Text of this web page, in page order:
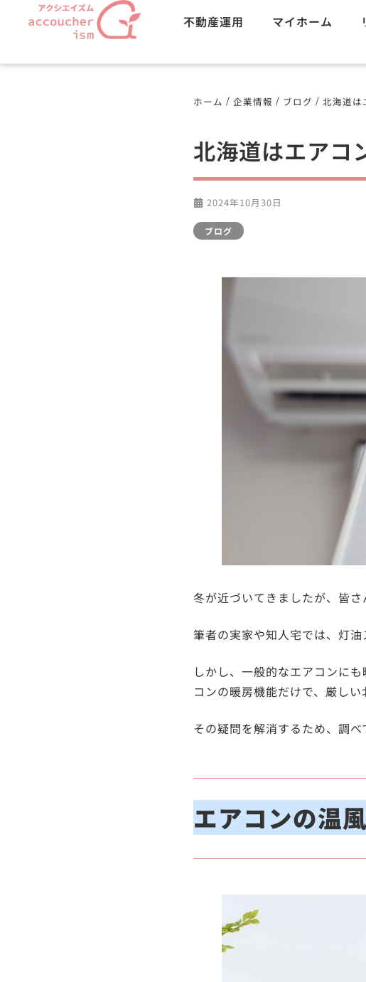
不動産運用 マイホーム
ホーム / 企業情報 / ブログ / 北海道は
北海道はエアコ
2024年10月30日
ブログ
冬が近づいてきましたが、皆
筆者の実家や知人宅では、灯油
しかし、一般的なエアコンに
コンの暖房機能だけで、厳し
その疑問を解消するため、調べ
エアコンの温